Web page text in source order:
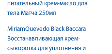
питательный крем-масло для
тела Матча 250мл
MiriamQuevedo Black Baccara
Восстанавливающая крем-
сыворотка для уплотнения и